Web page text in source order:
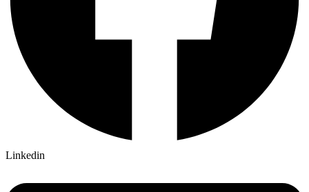
Linkedin